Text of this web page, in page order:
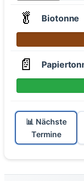
🥬 Biotonne
📄
📊 Nächste
Termine